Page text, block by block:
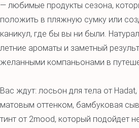
— любимые продукты сезона,
положить в пляжную сумку или
каникул, где бы вы ни были.
летние ароматы и заметный
желанными компаньонами в
Вас ждут: лосьон для тела от
матовым оттенком, бамбуковая
тинт от 2mood, который подойдет